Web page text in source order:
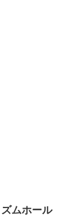
ムホール